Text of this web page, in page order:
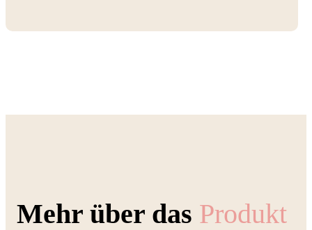
Mehr über das Produkt